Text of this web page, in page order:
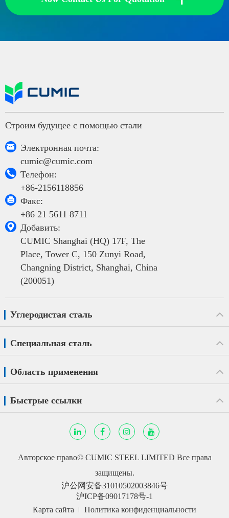
Строим будущее с помощью стали

Электронная почта:
cumic@cumic.com

Телефон:
+86-2156118856

Факс:
+86 21 5611 8711

Добавить:
CUMIC Shanghai (HQ) 17F, The
Place, Tower C, 150 Zunyi Road,
Changning District, Shanghai, China
(200051)
Углеродистая сталь
Специальная сталь
Область применения
Быстрые ссылки
Авторское право© CUMIC STEEL LIMITED Все права
защищены.
沪公网安备31010502003846号
沪ICP备09017178号-1
Карта сайта
Политика конфиденциальности